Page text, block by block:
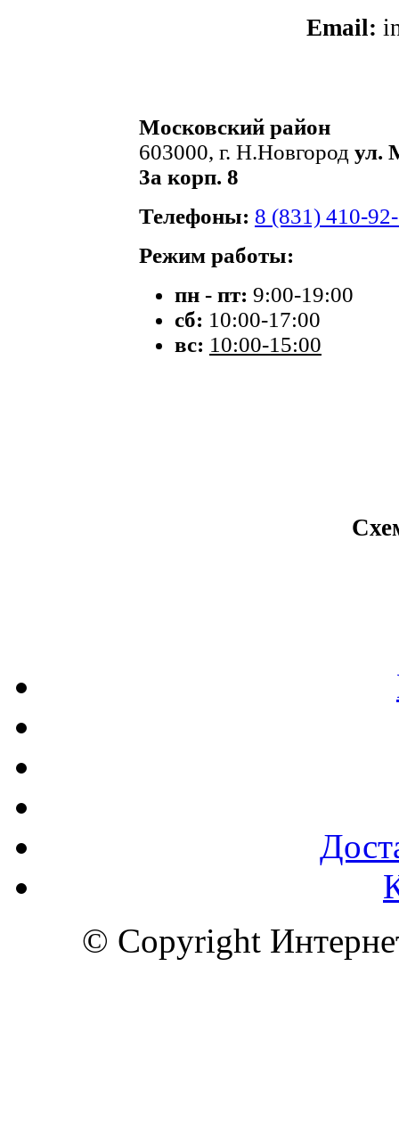
Email:
Московский район
603000, г. Н.Новгород ул.
3а корп. 8
Телефоны: 8 (831) 410-
Режим работы:
пн - пт: 9:00-19:00
сб: 10:00-17:00
вс: 10:00-15:00
© Copyright